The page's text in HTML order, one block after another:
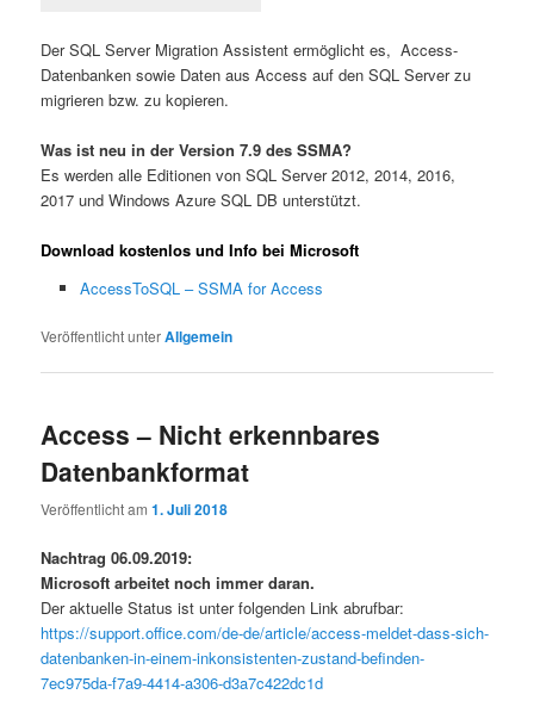
Der SQL Server Migration Assistent ermöglicht es, Access-
Datenbanken sowie Daten aus Access auf den SQL Server zu
migrieren bzw. zu kopieren.
Was ist neu in der Version 7.9 des SSMA?
Es werden alle Editionen von SQL Server 2012, 2014, 2016,
2017 und Windows Azure SQL DB unterstützt.
Download kostenlos und Info bei Microsoft
AccessToSQL – SSMA for Access
Veröffentlicht unterAllgemein
Access – Nicht erkennbares
Datenbankformat
Veröffentlicht am1. Juli 2018
Nachtrag 06.09.2019:
Microsoft arbeitet noch immer daran.
Der aktuelle Status ist unter folgenden Link abrufbar:
https://support.office.com/de-de/article/access-meldet-dass-sich-
datenbanken-in-einem-inkonsistenten-zustand-befinden-
7ec975da-f7a9-4414-a306-d3a7c422dc1d